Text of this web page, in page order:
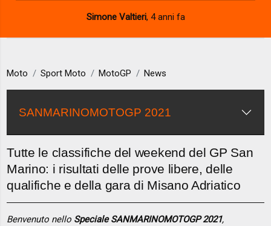
Simone Valtieri, 4 anni fa
Moto Sport Moto MotoGP News
SANMARINOMOTOGP 2021
Tutte le classifiche del weekend del GP San
Marino: i risultati delle prove libere, delle
qualifiche e della gara di Misano Adriatico
Benvenuto nello Speciale SANMARINOMOTOGP 2021,